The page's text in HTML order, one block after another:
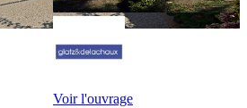
Voir l'ouvrage